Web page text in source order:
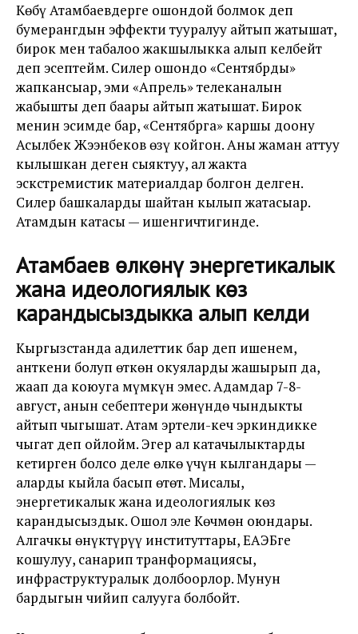
Көбү Атамбаевдерге ошондой болмок деп
бумерангдын эффекти тууралуу айтып жатышат,
бирок мен табалоо жакшылыкка алып келбейт
деп эсептейм. Силер ошондо «Сентябрды»
жапкансыңар, эми «Апрель» телеканалын
жабышты деп баары айтып жатышат. Бирок
менин эсимде бар, «Сентябрга» каршы доону
Асылбек Жээнбеков өзү койгон. Аны жаман аттуу
кылышкан деген сыяктуу, ал жакта
эскстремистик материалдар болгон делген.
Силер башкаларды шайтан кылып жатасыңар.
Атамдын катасы — ишенгичтигинде.
Атамбаев өлкөнү энергетикалык
жана идеологиялык көз
карандысыздыкка алып келди
Кыргызстанда адилеттик бар деп ишенем,
анткени болуп өткөн окуяларды жашырып да,
жаап да коюуга мүмкүн эмес. Адамдар 7-8-
август, анын себептери жөнүндө чындыкты
айтып чыгышат. Атам эртели-кеч эркиндикке
чыгат деп ойлойм. Эгер ал катачылыктарды
кетирген болсо деле өлкө үчүн кылгандары —
аларды кыйла басып өтөт. Мисалы,
энергетикалык жана идеологиялык көз
карандысыздык. Ошол эле Көчмөн оюндары.
Алгачкы өнүктүрүү институттары, ЕАЭБге
кошулуу, санарип транформациясы,
инфраструктуралык долбоорлор. Мунун
бардыгын чийип салууга болбойт.